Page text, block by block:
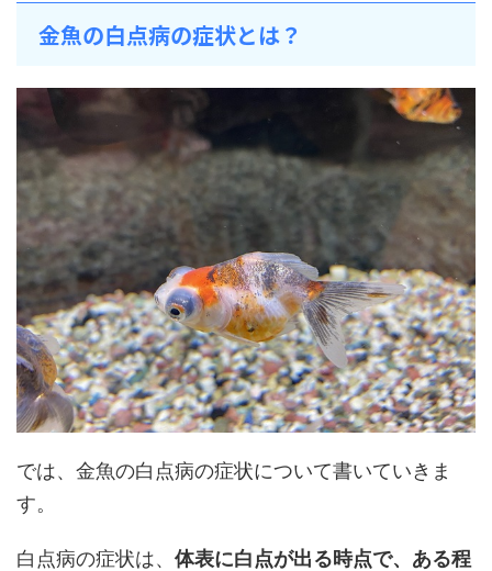
金魚の白点病の症状とは？
では、金魚の白点病の症状について書いていきま
す。
白点病の症状は、 体表に白点が出る時点で、ある程